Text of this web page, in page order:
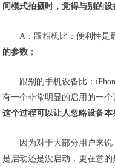
间模式拍摄时，觉得与别的
A：跟相机比：便利性是
的参数 ；
跟别的手机设备比：
有一个非常明显的启用的一
这个过程可以让人忽略设备本
因为对于大部分用户来
是启动还是没启动，更在意的